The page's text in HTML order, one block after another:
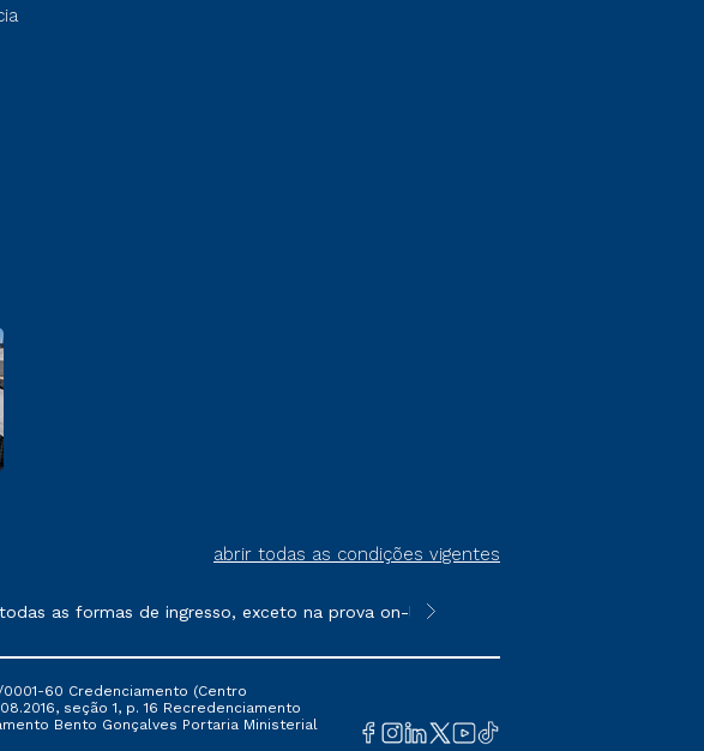
abrir todas as condições vigentes
as formas de ingresso, exceto na prova on-line ou agendada, que ofertam
**Semipresencial é um formato do
60 Credenciamento (Centro
seção 1, p. 16 Recredenciamento
Bento Gonçalves Portaria Ministerial